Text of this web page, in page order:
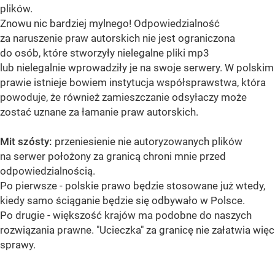
plików.
Znowu nic bardziej mylnego! Odpowiedzialność
za naruszenie praw autorskich nie jest ograniczona
do osób, które stworzyły nielegalne pliki mp3
lub nielegalnie wprowadziły je na swoje serwery. W polskim
prawie istnieje bowiem instytucja współsprawstwa, która
powoduje, że również zamieszczanie odsyłaczy może
zostać uznane za łamanie praw autorskich.
Mit szósty: przeniesienie nie autoryzowanych plików
na serwer położony za granicą chroni mnie przed
odpowiedzialnością.
Po pierwsze - polskie prawo będzie stosowane już wtedy,
kiedy samo ściąganie będzie się odbywało w Polsce.
Po drugie - większość krajów ma podobne do naszych
rozwiązania prawne. "Ucieczka" za granicę nie załatwia więc
sprawy.